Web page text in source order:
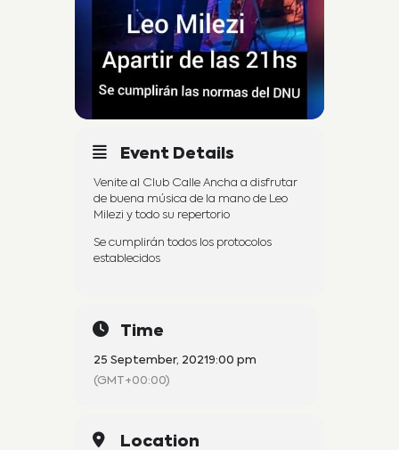
Event Details
Venite al Club Calle Ancha a disfrutar
de buena música de la mano de Leo
Milezi y todo su repertorio
Se cumplirán todos los protocolos
establecidos
Time
25 September, 20219:00 pm
(GMT+00:00)
Location